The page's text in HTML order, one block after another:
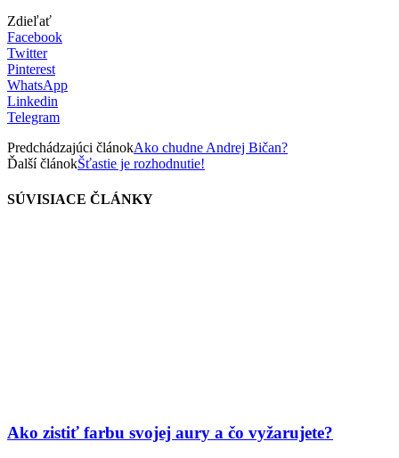
Zdieľať
Facebook
Twitter
Pinterest
WhatsApp
Linkedin
Telegram
Predchádzajúci článokAko chudne Andrej Bičan?
Ďalší článokŠťastie je rozhodnutie!
SÚVISIACE ČLÁNKY
Ako zistiť farbu svojej aury a čo vyžarujete?